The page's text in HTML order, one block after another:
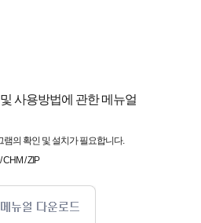
사용방법에 관한 메뉴얼
램의 확인 및 설치가 필요합니다.
CHM / ZIP